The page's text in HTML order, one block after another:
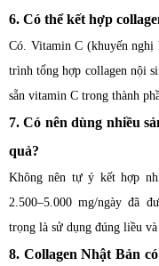
6. Có thể kết hợp
Có. Vitamin C (khuyến nghị
trình tổng hợp collagen nội
sẵn vitamin C trong thành
7. Có nên dùng nhiều
quả?
Không nên tự ý kết hợp
2.500–5.000 mg/ngày đã
trọng là sử dụng đúng liều và
8. Collagen Nhật Bản